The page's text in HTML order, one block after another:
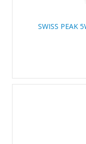
SWISS PEAK